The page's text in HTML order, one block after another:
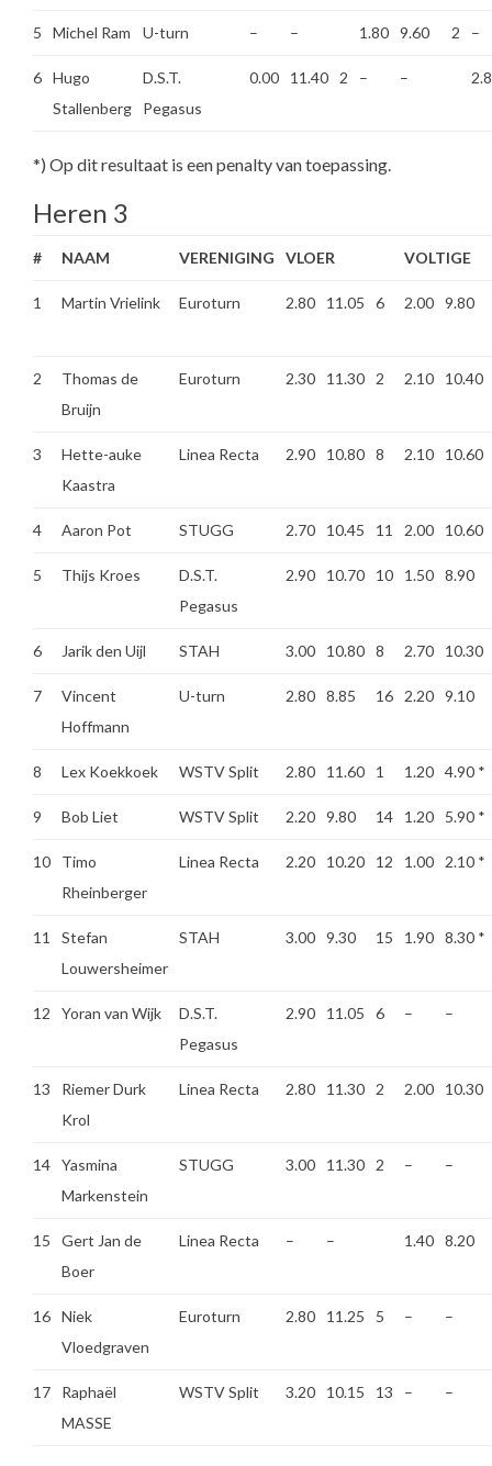
5 Michel Ram U-turn – – 1.80 9.60 2 –
6 Hugo
Stallenberg
D.S.T.
Pegasus
0.00 11.40 2 – –
*) Op dit resultaat is een penalty van toepassing.
Heren 3
# NAAM VERENIGING VLOER VOLTIGE
1 Martin Vrielink Euroturn 2.80 11.05 6 2.00 9.80
2
Thomas de
Bruijn
Euroturn 2.30 11.30 2 2.10 10.40
3
Hette-auke
Kaastra
Linea Recta 2.90 10.80 8 2.10 10.60
4 Aaron Pot STUGG 2.70 10.45 11 2.00 10.60
5 Thijs Kroes
D.S.T.
Pegasus
2.90 10.70 10 1.50 8.90
6 Jarik den Uijl STAH 3.00 10.80 8 2.70 10.30
7
Vincent
Hoffmann
U-turn 2.80 8.85 16 2.20 9.10
8 Lex Koekkoek WSTV Split 2.80 11.60 1 1.20 4.90 *
9 Bob Liet WSTV Split 2.20 9.80 14 1.20 5.90 *
10
Timo
Rheinberger
Linea Recta 2.20 10.20 12 1.00 2.10 *
11
Stefan
Louwersheimer
STAH 3.00 9.30 15 1.90 8.30 *
12 Yoran van Wijk
D.S.T.
Pegasus
2.90 11.05 6 – –
13
Riemer Durk
Krol
Linea Recta 2.80 11.30 2 2.00 10.30
14 Yasmina
Markenstein
STUGG 3.00 11.30 2 – –
15
Gert Jan de
Boer
Linea Recta – – 1.40 8.20
16 Niek
Vloedgraven
Euroturn 2.80 11.25 5 – –
17
Raphaël
MASSE
WSTV Split 3.20 10.15 13 – –